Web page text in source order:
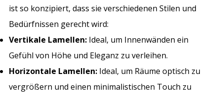
ist so konzipiert, dass sie verschiedenen Stilen und
Bedürfnissen gerecht wird:
Vertikale Lamellen: Ideal, um Innenwänden ein
Gefühl von Höhe und Eleganz zu verleihen.
Horizontale Lamellen: Ideal, um Räume optisch zu
vergrößern und einen minimalistischen Touch zu